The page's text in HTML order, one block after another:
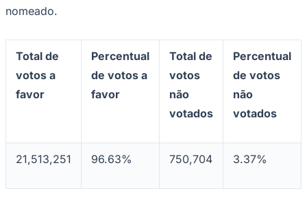
nomeado.
Total de
votos a
favor
Percentual
de votos a
favor
Total de
votos
não
votados
Percentual
de votos
não
votados
21,513,251 96.63% 750,704 3.37%